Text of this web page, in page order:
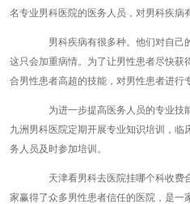
名专业男科医院的医务人员，对男科疾病
男科疾病有很多种。他们对自己
这只会加重病情。为了让男性患者尽快获
合男性患者高超的技能，对男性患者进行
为进一步提高医务人员的专业技
九洲男科医院定期开展专业知识培训，临
务人员及时参加培训。
天津看男科去医院挂哪个科收费
家赢得了众多男性患者信任的医院，是一